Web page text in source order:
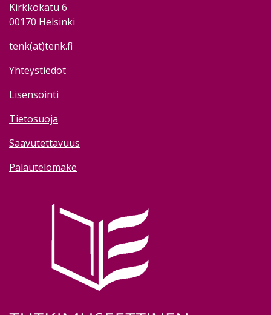
Kirkkokatu 6
00170 Helsinki
tenk(at)tenk.fi
Yhteystiedot
Lisensointi
Tietosuoja
Saavutettavuus
Palautelomake